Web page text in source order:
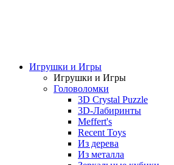
Игрушки и Игры
Игрушки и Игры
Головоломки
3D Crystal Puzzle
3D-Лабиринты
Meffert's
Recent Toys
Из дерева
Из металла